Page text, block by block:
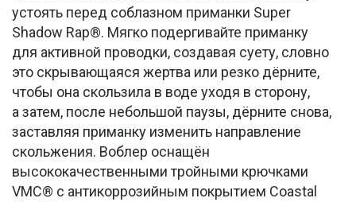
устоять перед соблазном приманки Super
Shadow Rap®. Мягко подергивайте приманку
для активной проводки, создавая суету, словно
это скрывающаяся жертва или резко дёрните,
чтобы она скользила в воде уходя в сторону,
а затем, после небольшой паузы, дёрните снова,
заставляя приманку изменить направление
скольжения. Воблер оснащён
высококачественными тройными крючками
VMC® с антикоррозийным покрытием Coastal